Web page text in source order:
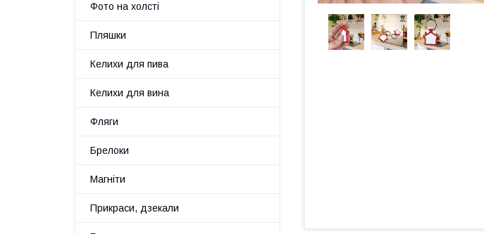
Фото на холсті
Пляшки
Келихи для пива
Келихи для вина
Фляги
Брелоки
Магніти
Прикраси, дзекали